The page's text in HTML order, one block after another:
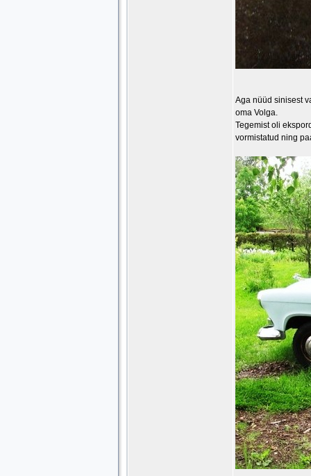
Aga nüüd sinisest
oma Volga.
Tegemist oli
vormistatud ning